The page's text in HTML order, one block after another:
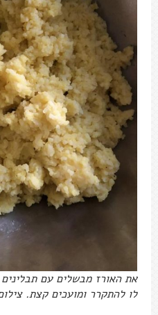
את האורז מבשלים עם
לו להתקרר ומועכים קצת.